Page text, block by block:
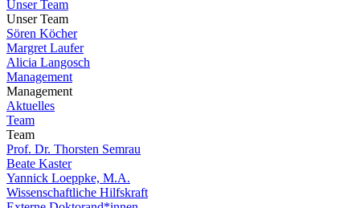
Unser Team
Unser Team
Sören Köcher
Margret Laufer
Alicia Langosch
Management
Management
Aktuelles
Team
Team
Prof. Dr. Thorsten Semrau
Beate Kaster
Yannick Loeppke, M.A.
Wissenschaftliche Hilfskraft